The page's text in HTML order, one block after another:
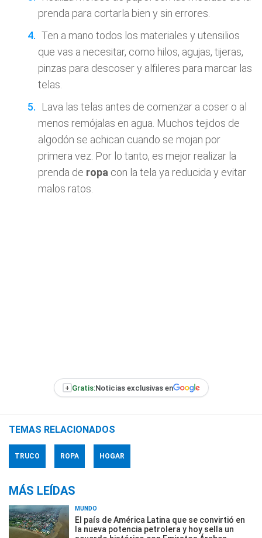
prenda para cortarla bien y sin errores.
Ten a mano todos los materiales y utensilios
que vas a necesitar, como hilos, agujas, tijeras,
pinzas para descoser y alfileres para marcar las
telas.
Lava las telas antes de comenzar a coser o al
menos remójalas en agua. Muchos tejidos de
algodón se achican cuando se mojan por
primera vez. Por lo tanto, es mejor realizar la
prenda de ropa con la tela ya reducida y evitar
malos ratos.
+ Gratis:Noticias exclusivas en
TEMAS RELACIONADOS
TRUCO ROPA HOGAR
MÁS LEÍDAS
MUNDO
El país de América Latina que se convirtió en
la nueva potencia petrolera y hoy sella un